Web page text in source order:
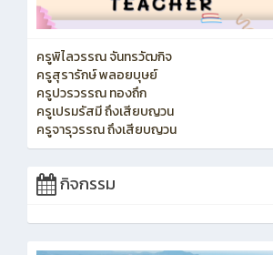
ครูพิไลวรรณ จันทรวัฒกิจ
ครูสุรารักษ์ พลอยบุษย์
ครูปวรวรรณ ทองถึก
ครูเปรมรัสมี ถึงเสียบญวน
ครูจารุวรรณ ถึงเสียบญวน
กิจกรรม